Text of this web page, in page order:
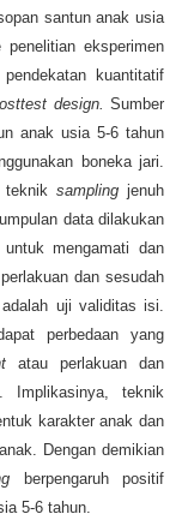
santun anak usia
eksperimen
pendekatan kuantitatif
design. Sumber
anak usia 5-6 tahun
boneka jari.
teknik samplingjenuh
data dilakukan
untuk mengamati dan
dan sesudah
uji validitas isi.
perbedaan yang
atau perlakuan dan
Implikasinya, teknik
karakter anak dan
Dengan demikian
berpengaruh positif
5-6 tahun.